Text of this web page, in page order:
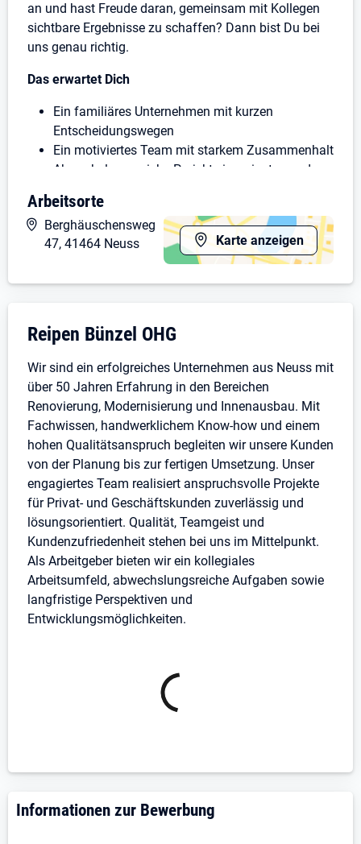
an und hast Freude daran, gemeinsam mit Kollegen
sichtbare Ergebnisse zu schaffen? Dann bist Du bei
uns genau richtig.
Das erwartet Dich
Ein familiäres Unternehmen mit kurzen
Entscheidungswegen
Ein motiviertes Team mit starkem Zusammenhalt
Abwechslungsreiche Projekte im privaten und
Wertschätzung für deine Arbeit und deine Ideen
Moderne Arbeitsweisen und hochwertige
Materialien
Entwicklungsmöglichkeiten und langfristige
Perspektiven
Motivation und Zuverlässigkeit
Teamgeist und Verantwortungsbewusstsein
Freude an der Arbeit rund um Immobilien
Handwerkliches Geschick oder Interesse an der
Branche
Selbstständige und sorgfältige Arbeitsweise
Einen Führerschein der Klasse B
(Voraussetzung)
Klingt interessant?
Dann freuen wir uns darauf, Dich kennenzulernen!
Bewirb Dich jetzt oder melde Dich unkompliziert bei
uns:
Arbeitsorte
Karte anzeigen
Berghäuschensweg
47, 41464 Neuss
Unternehmensdarstellung: Reipen Bünzel
Reipen Bünzel OHG
Wir sind ein erfolgreiches Unternehmen aus Neuss mit
über 50 Jahren Erfahrung in den Bereichen
Renovierung, Modernisierung und Innenausbau. Mit
Fachwissen, handwerklichem Know-how und einem
hohen Qualitätsanspruch begleiten wir unsere Kunden
von der Planung bis zur fertigen Umsetzung. Unser
engagiertes Team realisiert anspruchsvolle Projekte
für Privat- und Geschäftskunden zuverlässig und
lösungsorientiert. Qualität, Teamgeist und
Kundenzufriedenheit stehen bei uns im Mittelpunkt.
Als Arbeitgeber bieten wir ein kollegiales
Arbeitsumfeld, abwechslungsreiche Aufgaben sowie
langfristige Perspektiven und
Entwicklungsmöglichkeiten.
Informationen zur Bewerbung